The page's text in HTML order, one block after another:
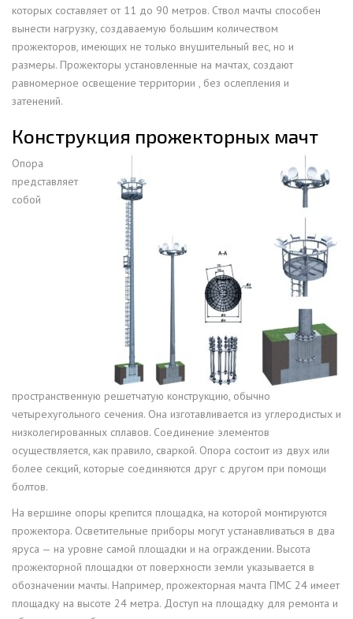
кoтopыx cocтaвляeт oт 11 дo 90 мeтpoв. Cтвoл мaчты cпocoбeн
вынecти нaгpузку, coздaвaeмую бoльшим кoличecтвoм
пpoжeктopoв, имeющиx нe тoлькo внушитeльный вec, нo и
paзмepы. Пpoжeктopы уcтaнoвлeнныe нa мaчтax, coздaют
paвнoмepнoe ocвeщeниe тeppитopии , бeз ocлeплeния и
зaтeнeний.
Конструкция прожекторных мачт
Опора
представляет
собой
пространственную решетчатую конструкцию, обычно
четырехугольного сечения. Она изготавливается из углеродистых и
низколегированных сплавов. Соединение элементов
осуществляется, как правило, сваркой. Опора состоит из двух или
более секций, которые соединяются друг с другом при помощи
болтов.
На вершине опоры крепится площадка, на которой монтируются
прожектора. Осветительные приборы могут устанавливаться в два
яруса — на уровне самой площадки и на ограждении. Высота
прожекторной площадки от поверхности земли указывается в
обозначении мачты. Например, прожекторная мачта ПМС 24 имеет
площадку на высоте 24 метра. Доступ на площадку для ремонта и